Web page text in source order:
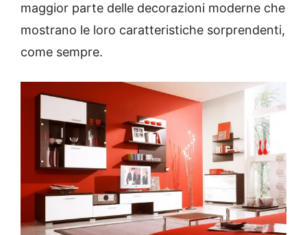
maggior parte delle decorazioni moderne che
mostrano le loro caratteristiche sorprendenti,
come sempre.